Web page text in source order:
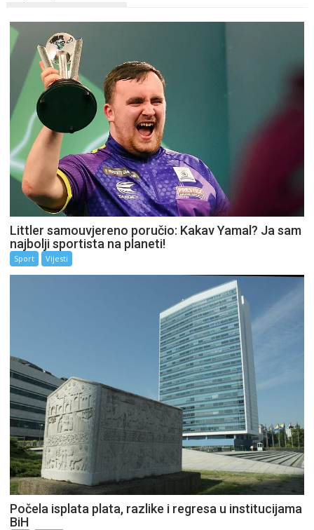
Littler samouvjereno poručio: Kakav Yamal? Ja sam
najbolji sportista na planeti!
Sport Vijesti
Počela isplata plata, razlike i regresa u institucijama
BiH